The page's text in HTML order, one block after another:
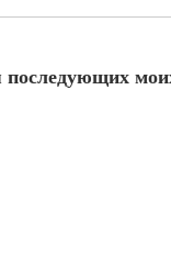
последующих